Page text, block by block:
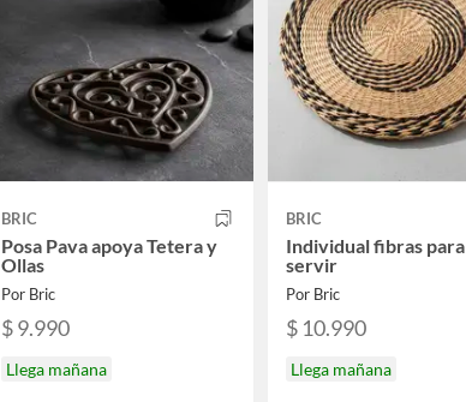
BRIC
Posa Pava apoya Tetera y
Ollas
Por Bric
$ 9.990
Llega mañana
BRIC
Individual fibras para
servir
Por Bric
$ 10.990
Llega mañana